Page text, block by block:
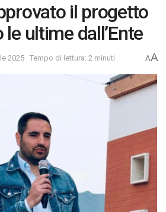
il progetto
ultime dall’Ente
2025 Tempo di lettura: 2 minuti AA